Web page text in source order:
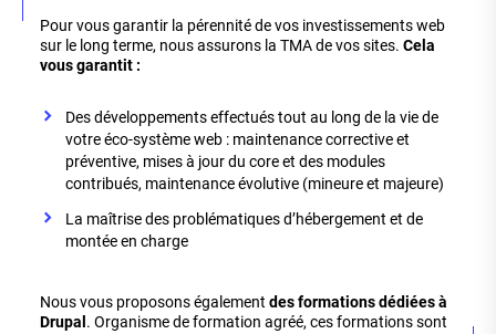
Pour vous garantir la pérennité de vos investissements web
sur le long terme, nous assurons la TMA de vos sites. Cela
vous garantit :
Des développements effectués tout au long de la vie de
votre éco-système web : maintenance corrective et
préventive, mises à jour du core et des modules
contribués, maintenance évolutive (mineure et majeure)
La maîtrise des problématiques d’hébergement et de
montée en charge
Nous vous proposons également des formations dédiées à
Drupal . Organisme de formation agréé, ces formations sont